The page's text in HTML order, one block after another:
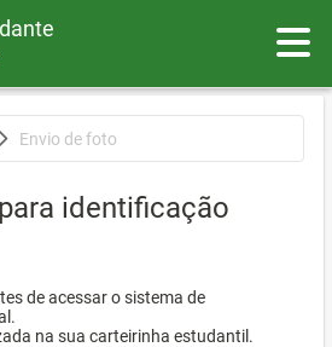
Envio de foto
identificação
de acessar o sistema de
na sua carteirinha estudantil.